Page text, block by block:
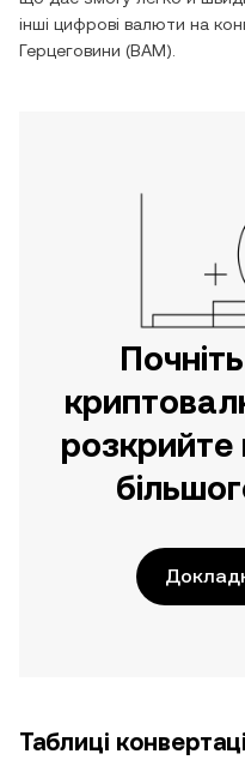
інші цифрові валюти на
Герцеговини (BAM).
розкрийте
Таблиці